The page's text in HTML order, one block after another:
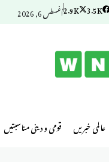
3.5K
2.9Kأغسطس 6, 2026
عالمی خبریں قومی و دینی مناسبتیں